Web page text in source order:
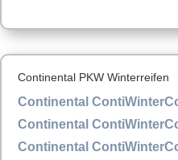
Continental PKW Winterreifen
Continental
Continental
Continental